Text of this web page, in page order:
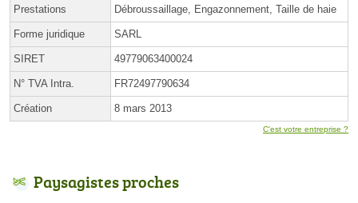
Prestations Débroussaillage, Engazonnement, Taille de haie
Forme juridique SARL
SIRET 49779063400024
N° TVA Intra. FR72497790634
Création 8 mars 2013
C'est votre entreprise ?
Paysagistes proches